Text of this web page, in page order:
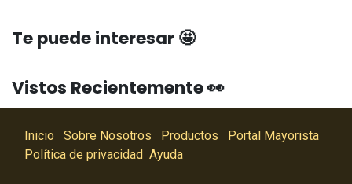
Te puede interesar 🤩
Vistos Recientemente 👀
Inicio Sobre Nosotros Productos
Portal Mayorista
Política de privacidad Ayuda